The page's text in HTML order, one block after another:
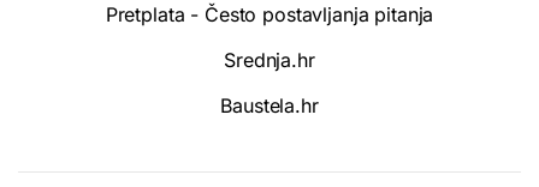
Pretplata - Često postavljanja pitanja
Srednja.hr
Baustela.hr